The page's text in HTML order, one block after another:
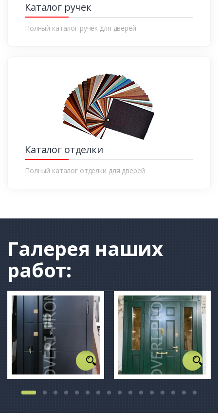
Каталог ручек
Полный каталог ручек для дверей
Каталог отделки
Полный каталог отделки для дверей
Галерея наших
работ: